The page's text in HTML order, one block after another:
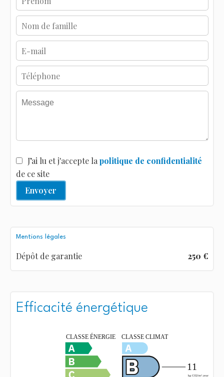
J’ai lu et j'accepte lapolitique de confidentialité
de ce site
Envoyer
Mentions légales
Dépôt de garantie 250 €
Efficacité énergétique